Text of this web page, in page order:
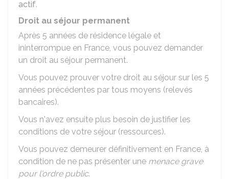
actif.
Droit au séjour permanent
Après 5 années de résidence légale et
ininterrompue en France, vous pouvez demander
un droit au séjour permanent.
Vous pouvez prouver votre droit au séjour sur les 5
années précédentes par tous moyens (relevés
bancaires).
Vous n'avez ensuite plus besoin de justifier les
conditions de votre séjour (ressources).
Vous pouvez demeurer définitivement en France, à
condition de ne pas présenter une menace grave
pour l'ordre public.